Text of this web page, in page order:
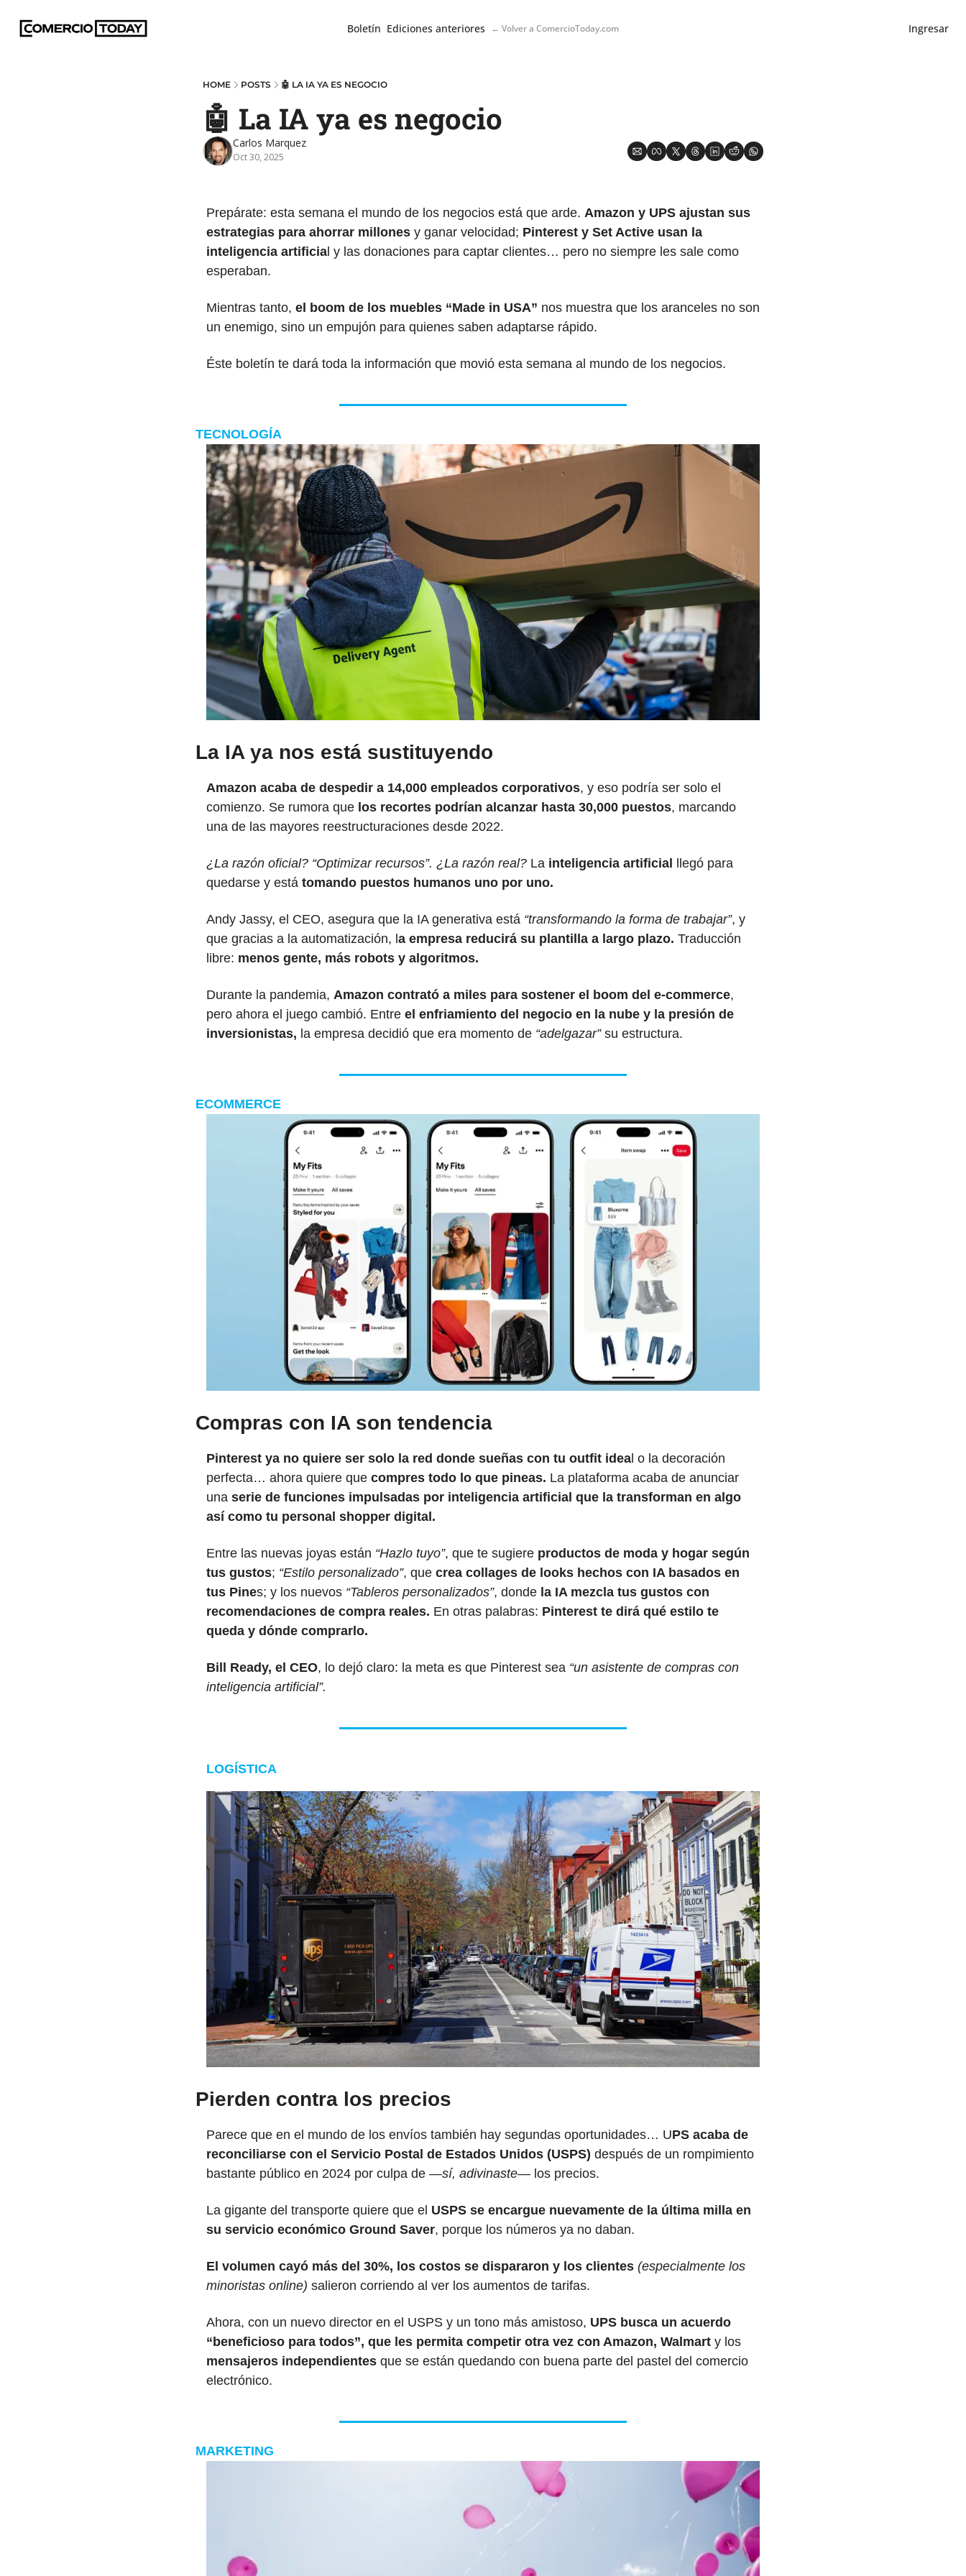
Boletín Ediciones anteriores ← Volver a ComercioToday.com Ingresar
HOME POSTS 🤖 LA IA YA ES NEGOCIO
🤖 La IA ya es negocio
Carlos Marquez
Oct 30, 2025
Prepárate: esta semana el mundo de los negocios está que arde. Amazon y UPS ajustan sus
estrategias para ahorrar millones y ganar velocidad; Pinterest y Set Active usan la
inteligencia artificia l y las donaciones para captar clientes… pero no siempre les sale como
esperaban.
Mientras tanto, el boom de los muebles “Made in USA” nos muestra que los aranceles no son
un enemigo, sino un empujón para quienes saben adaptarse rápido.
Éste boletín te dará toda la información que movió esta semana al mundo de los negocios.
TECNOLOGÍA
La IA ya nos está sustituyendo
Amazon acaba de despedir a 14,000 empleados corporativos, y eso podría ser solo el
comienzo. Se rumora que los recortes podrían alcanzar hasta 30,000 puestos, marcando
una de las mayores reestructuraciones desde 2022.
¿La razón oficial? “Optimizar recursos”. ¿La razón real? La inteligencia artificial
llegó para
quedarse y está tomando puestos humanos uno por uno.
Andy Jassy, el CEO, asegura que la IA generativa está “transformando la forma de trabajar”, y
que gracias a la automatización, l a empresa reducirá su plantilla a largo plazo. Traducción
libre: menos gente, más robots y algoritmos.
Durante la pandemia, Amazon contrató a miles para sostener el boom del e-commerce,
pero ahora el juego cambió. Entre el enfriamiento del negocio en la nube y la presión de
inversionistas, la empresa decidió que era momento de “adelgazar” su estructura.
ECOMMERCE
Compras con IA son tendencia
Pinterest ya no quiere ser solo la red donde sueñas con tu outfit ideal o la decoración
perfecta… ahora quiere que compres todo lo que pineas. La plataforma acaba de anunciar
una serie de funciones impulsadas por inteligencia artificial que la transforman en algo
así como tu personal shopper digital.
Entre las nuevas joyas están “Hazlo tuyo”, que te sugiere productos de moda y hogar según
tus gustos; “Estilo personalizado”, que crea collages de looks hechos con IA basados en
tus Pines; y los nuevos “Tableros personalizados”, donde la IA mezcla tus gustos con
recomendaciones de compra reales. En otras palabras: Pinterest te dirá qué estilo te
queda y dónde comprarlo.
Bill Ready, el CEO, lo dejó claro: la meta es que Pinterest sea “un asistente de compras con
inteligencia artificial”.
LOGÍSTICA
Pierden contra los precios
Parece que en el mundo de los envíos también hay segundas oportunidades… UPS acaba de
reconciliarse con el Servicio Postal de Estados Unidos (USPS) después de un rompimiento
bastante público en 2024 por culpa de —sí, adivinaste— los precios.
La gigante del transporte quiere que el USPS se encargue nuevamente de la última milla en
su servicio económico Ground Saver, porque los números ya no daban.
El volumen cayó más del 30%, los costos se dispararon y los clientes (especialmente los
minoristas online) salieron corriendo al ver los aumentos de tarifas.
Ahora, con un nuevo director en el USPS y un tono más amistoso, UPS busca un acuerdo
“beneficioso para todos”, que les permita competir otra vez con Amazon, Walmart
mensajeros independientes que se están quedando con buena parte del pastel del comercio
electrónico.
MARKETING